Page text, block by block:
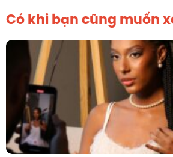
Có khi bạn cũng muốn